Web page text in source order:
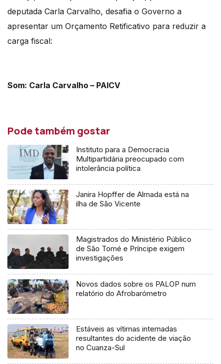
deputada Carla Carvalho, desafia o Governo a
apresentar um Orçamento Retificativo para reduzir a
carga fiscal:
Som: Carla Carvalho – PAICV
Pode também gostar
Instituto para a Democracia
Multipartidária preocupado com
intolerância política
Janira Hopffer de Almada está na
ilha de São Vicente
Magistrados do Ministério Público
de São Tomé e Príncipe exigem
investigações
Novos dados sobre os PALOP num
relatório do Afrobarómetro
Estáveis as vítimas internadas
resultantes do acidente de viação
no Cuanza-Sul